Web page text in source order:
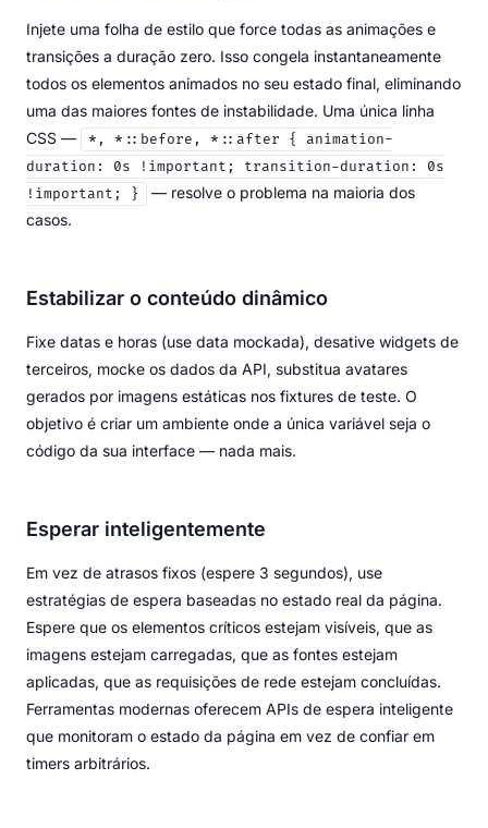
Injete uma folha de estilo que force todas as animações e
transições a duração zero. Isso congela instantaneamente
todos os elementos animados no seu estado final, eliminando
uma das maiores fontes de instabilidade. Uma única linha
CSS —
*, *::before, *::after { animation-
duration: 0s !important; transition-duration: 0s
!important; }
— resolve o problema na maioria dos
casos.
Estabilizar o conteúdo dinâmico
Fixe datas e horas (use data mockada), desative widgets de
terceiros, mocke os dados da API, substitua avatares
gerados por imagens estáticas nos fixtures de teste. O
objetivo é criar um ambiente onde a única variável seja o
código da sua interface — nada mais.
Esperar inteligentemente
Em vez de atrasos fixos (espere 3 segundos), use
estratégias de espera baseadas no estado real da página.
Espere que os elementos críticos estejam visíveis, que as
imagens estejam carregadas, que as fontes estejam
aplicadas, que as requisições de rede estejam concluídas.
Ferramentas modernas oferecem APIs de espera inteligente
que monitoram o estado da página em vez de confiar em
timers arbitrários.